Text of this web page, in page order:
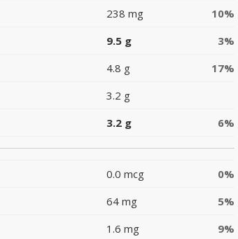
238 mg
10%
9.5 g
3%
4.8 g
17%
3.2 g
3.2 g 6%
0.0 mcg
0%
64 mg
5%
1.6 mg
9%